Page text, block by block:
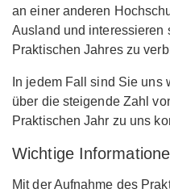
an einer anderen
Ausland und interessieren
Praktischen Jahres zu
In jedem Fall sind Sie uns
über die steigende Zahl
Praktischen Jahr zu uns
Wichtige
Mit der Aufnahme des